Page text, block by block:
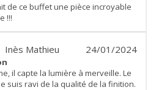
de ce buffet une pièce incroyable
!!!
24/01/2024
Inès Mathieu
il capte la lumière à merveille. Le
suis ravi de la qualité de la finition.